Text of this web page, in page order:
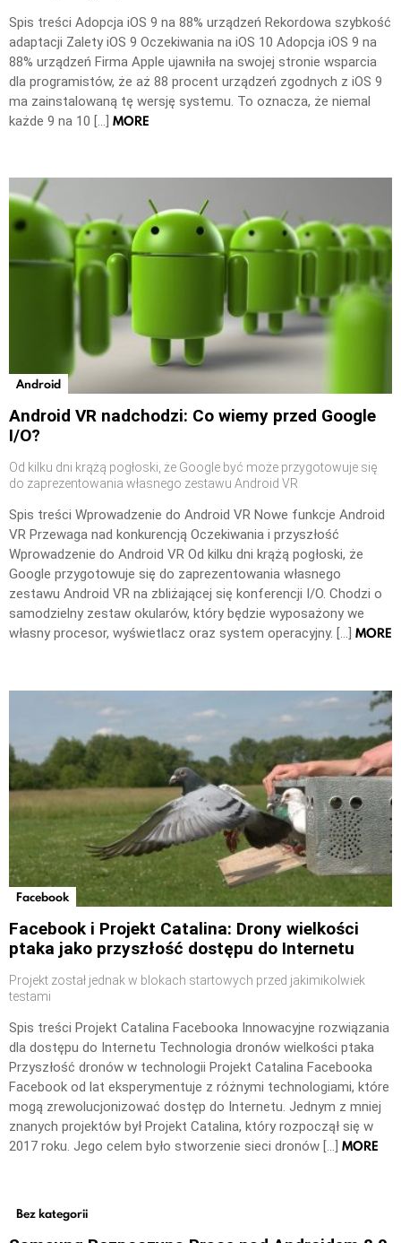
Spis treści Adopcja iOS 9 na 88% urządzeń Rekordowa szybkość
adaptacji Zalety iOS 9 Oczekiwania na iOS 10 Adopcja iOS 9 na
88% urządzeń Firma Apple ujawniła na swojej stronie wsparcia
dla programistów, że aż 88 procent urządzeń zgodnych z iOS 9
ma zainstalowaną tę wersję systemu. To oznacza, że niemal
każde 9 na 10 […] MORE
Android
Android VR nadchodzi: Co wiemy przed Google
I/O?
Od kilku dni krążą pogłoski, że Google być może przygotowuje się
do zaprezentowania własnego zestawu Android VR
Spis treści Wprowadzenie do Android VR Nowe funkcje Android
VR Przewaga nad konkurencją Oczekiwania i przyszłość
Wprowadzenie do Android VR Od kilku dni krążą pogłoski, że
Google przygotowuje się do zaprezentowania własnego
zestawu Android VR na zbliżającej się konferencji I/O. Chodzi o
samodzielny zestaw okularów, który będzie wyposażony we
własny procesor, wyświetlacz oraz system operacyjny. […] MORE
Facebook
Facebook i Projekt Catalina: Drony wielkości
ptaka jako przyszłość dostępu do Internetu
Projekt został jednak w blokach startowych przed jakimikolwiek
testami
Spis treści Projekt Catalina Facebooka Innowacyjne rozwiązania
dla dostępu do Internetu Technologia dronów wielkości ptaka
Przyszłość dronów w technologii Projekt Catalina Facebooka
Facebook od lat eksperymentuje z różnymi technologiami, które
mogą zrewolucjonizować dostęp do Internetu. Jednym z mniej
znanych projektów był Projekt Catalina, który rozpoczął się w
2017 roku. Jego celem było stworzenie sieci dronów […] MORE
Bez kategorii